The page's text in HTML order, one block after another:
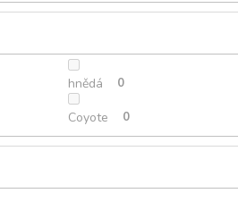
hnědá 0
Coyote 0